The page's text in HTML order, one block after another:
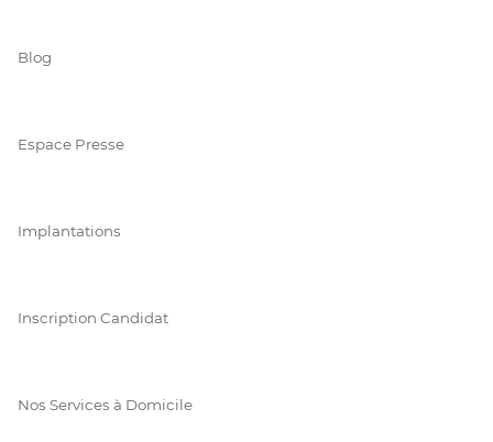
Blog
Espace Presse
Implantations
Inscription Candidat
Nos Services à Domicile